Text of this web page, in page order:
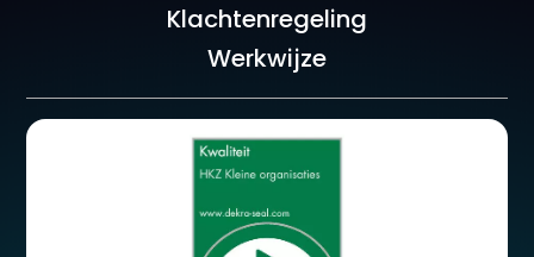
Klachtenregeling
Werkwijze